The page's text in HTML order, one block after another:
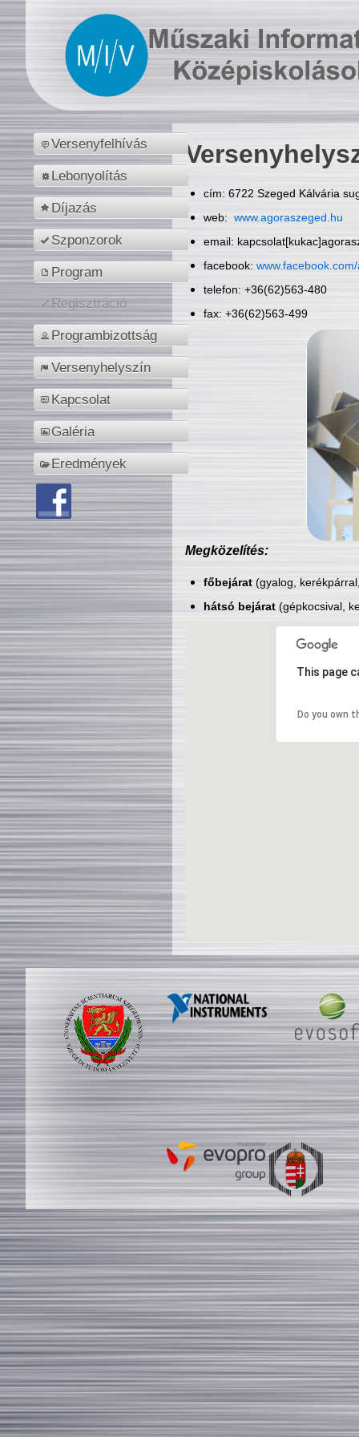
Versenyfelhívás
Lebonyolítás
Díjazás
Szponzorok
Program
Regisztráció
Programbizottság
Versenyhelyszín
Kapcsolat
Galéria
Eredmények
cím: 6722 Szeged Kálvária
web: www.agoraszeged.hu
email:
facebook:
telefon: +36(62)563-480
fax: +36(62)563-499
Megközelítés:
főbejárat(gyalog,
hátsó bejárat(gépkocsival,
This page
Do you own